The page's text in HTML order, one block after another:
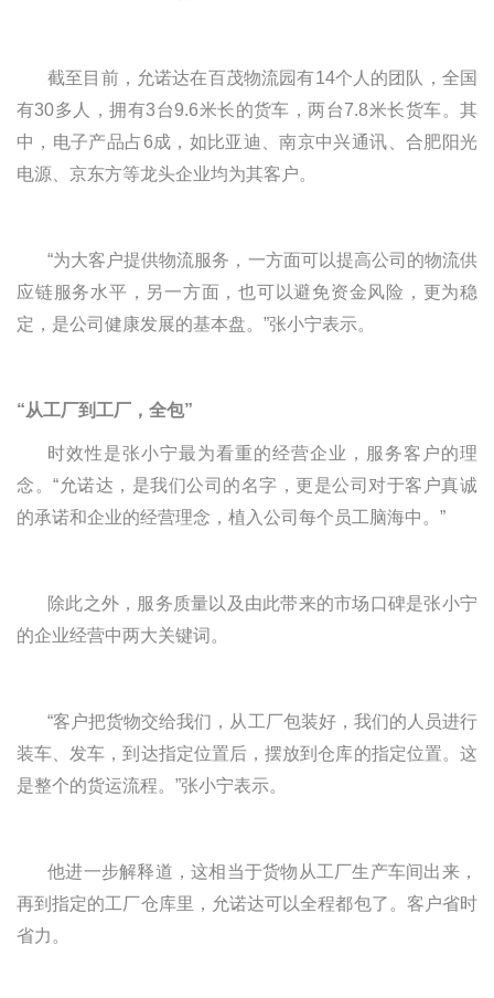
截至目前，允诺达在百茂物流园有14个人的团队，全国
有30多人，拥有3台9.6米长的货车，两台7.8米长货车。其
中，电子产品占 6成，如比亚迪、南京中兴通讯、合肥阳光
电源、京东方等龙头企业均为其客户。
“为大客户提供物流服务，一方面可以提高公司的物流供
应链服务水平，另一方面，也可以避免资金风险，更为稳
定，是公司健康发展的基本盘。”张小宁表示。
“从工厂到工厂，全包”
时效性是张小宁最为看重的经营企业，服务客户的理
念。“允诺达，是我们公司的名字，更是公司对于客户真诚
的承诺和企业的经营理念，植入公司每个员工脑海中。”
除此之外，服务质量以及由此带来的市场口碑是张小宁
的企业经营中两大关键词。
“客户把货物交给我们，从工厂包装好，我们的人员进行
装车、发车，到达指定位置后，摆放到仓库的指定位置。这
是整个的货运流程。”张小宁表示。
他进一步解释道，这相当于货物从工厂生产车间出来，
再到指定的工厂仓库里，允诺达可以全程都包了。客户省时
省力。